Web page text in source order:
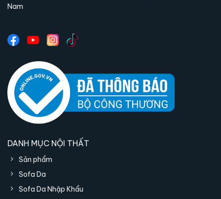
Nam
DANH MỤC NỘI THẤT
Sản phẩm
Sofa Da
Sofa Da Nhập Khẩu